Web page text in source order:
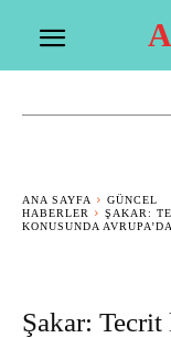
ANA SAYFA
GÜNCEL
HABERLER
ŞAKAR:
KONUSUNDA
Şakar: